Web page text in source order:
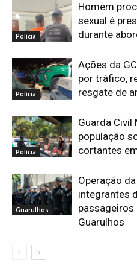
Polícia
Homem
sexual é
durante
Polícia
Ações da
por tráfico,
resgate de
Polícia
Guarda Civil
população
cortantes
Guarulhos
Operação
integrantes
Guarulhos